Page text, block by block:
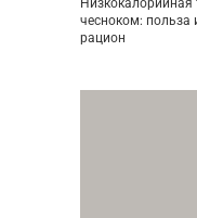
Низкокалорийная
чесноком: польза
рацион